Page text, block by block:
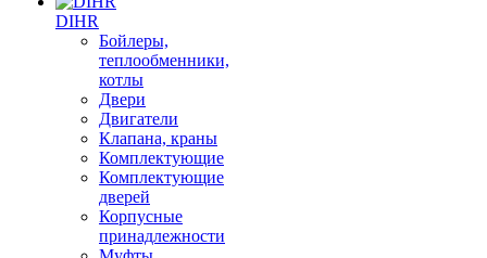
DIHR
Бойлеры,
теплообменники,
котлы
Двери
Двигатели
Клапана, краны
Комплектующие
Комплектующие
дверей
Корпусные
принадлежности